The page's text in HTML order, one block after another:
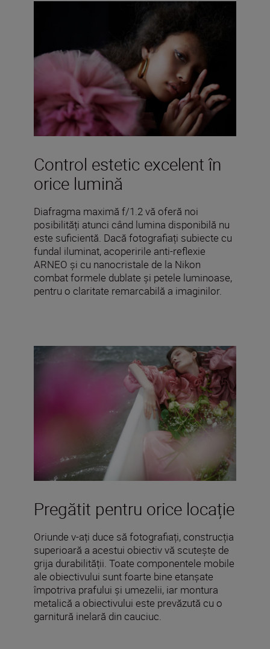
Control estetic excelent în
orice lumină
Diafragma maximă f/1.2 vă oferă noi
posibilități atunci când lumina disponibilă nu
este suficientă. Dacă fotografiați subiecte cu
fundal iluminat, acoperirile anti-reflexie
ARNEO și cu nanocristale de la Nikon
combat formele dublate și petele luminoase,
pentru o claritate remarcabilă a imaginilor.
Pregătit pentru orice locație
Oriunde v-ați duce să fotografiați, construcția
superioară a acestui obiectiv vă scutește de
grija durabilității. Toate componentele mobile
ale obiectivului sunt foarte bine etanșate
împotriva prafului și umezelii, iar montura
metalică a obiectivului este prevăzută cu o
garnitură inelară din cauciuc.